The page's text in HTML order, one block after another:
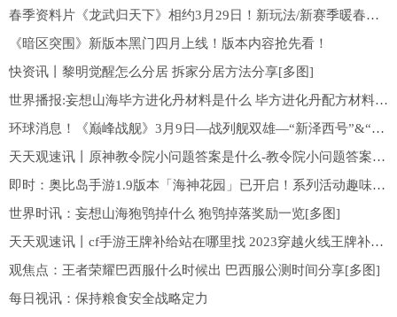
春季资料片《龙武归天下》相约3月29日！新玩法/新赛季暖春启程~
《暗区突围》新版本黑门四月上线！版本内容抢先看！
快资讯丨黎明觉醒怎么分居 拆家分居方法分享[多图]
世界播报:妄想山海毕方进化丹材料是什么 毕方进化丹配方材料一览[多图]
环球消息！《巅峰战舰》3月9日—战列舰双雄—“新泽西号”&“罗马号” 新增内容
天天观速讯丨原神教令院小问题答案是什么-教令院小问题答案攻略
即时：奥比岛手游1.9版本「海神花园」已开启！系列活动趣味来袭
世界时讯：妄想山海狍鸮掉什么 狍鸮掉落奖励一览[多图]
天天观速讯丨cf手游王牌补给站在哪里找 2023穿越火线王牌补给站位置分享[多图]
观焦点：王者荣耀巴西服什么时候出 巴西服公测时间分享[多图]
每日视讯：保持粮食安全战略定力